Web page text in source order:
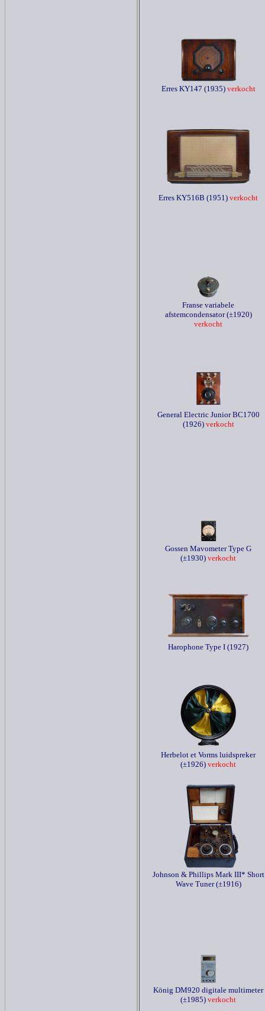
Erres KY147 (1935)verkocht
Erres KY516B (1951) verkocht
Franse variabele
afstemcondensator (±1920)
verkocht
General Electric Junior BC1700
(1926)verkocht
Gossen Mavometer Type G
(±1930) verkocht
Harophone Type I (1927)
Herbelot et Vorms luidspreker
(±1926) verkocht
Johnson & Phillips Mark III* Short
Wave Tuner (±1916)
König DM920 digitale multimeter
(±1985) verkocht